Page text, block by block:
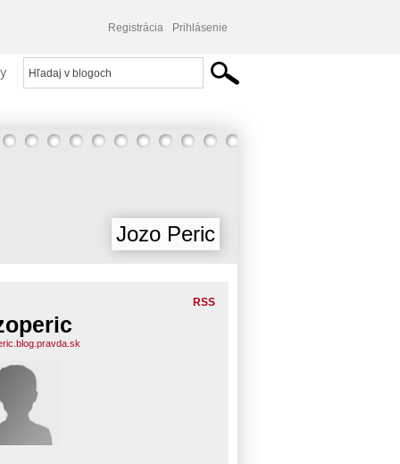
Registrácia Prihlásenie
Jozo Peric
RSS